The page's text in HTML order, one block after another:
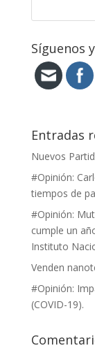
Síguenos
Entradas
Nuevos
#Opinión:
tiempos de
#Opinión:
cumple un
Instituto
Venden
#Opinión:
(COVID-19).